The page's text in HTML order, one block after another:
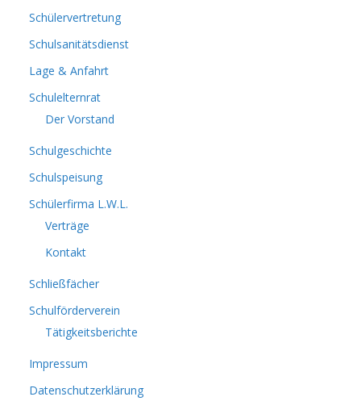
Schülervertretung
Schulsanitätsdienst
Lage & Anfahrt
Schulelternrat
Der Vorstand
Schulgeschichte
Schulspeisung
Schülerfirma L.W.L.
Verträge
Kontakt
Schließfächer
Schulförderverein
Tätigkeitsberichte
Impressum
Datenschutzerklärung